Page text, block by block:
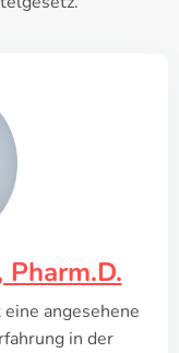
Pharm.D.
angesehene
in der